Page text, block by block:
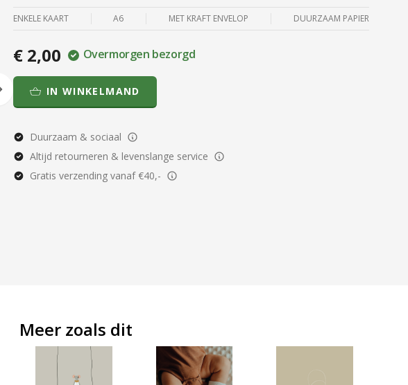
ENKELE KAART A6 MET KRAFT ENVELOP DUURZAAM PAPIER
€ 2,00 Overmorgen bezorgd
IN WINKELMAND
Duurzaam & sociaal
Altijd retourneren & levenslange service
Gratis verzending vanaf €40,-
Meer zoals dit